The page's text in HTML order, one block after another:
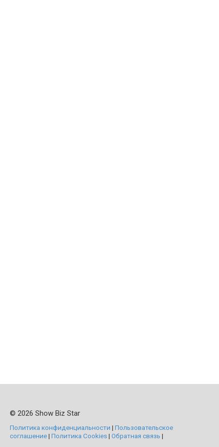
© 2026 Show Biz Star
Политика конфиденциальности | Пользовательское
соглашение| Политика Cookies| Обратная связь |